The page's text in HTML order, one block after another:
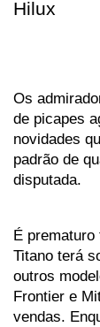
Hilux
Os
de picapes
novidades
padrão de
disputada.
É
Titano terá
outros
Frontier e
vendas.